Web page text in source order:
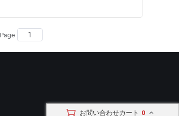
お問い合わせカート 0